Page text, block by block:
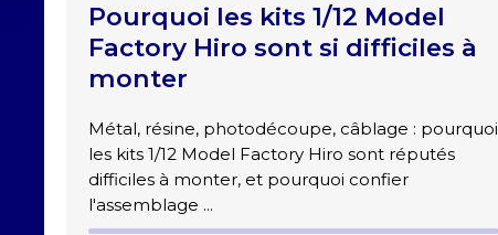
Pourquoi les kits 1/12 Model
Factory Hiro sont si difficiles à
monter
Métal, résine, photodécoupe, câblage : pourquoi
les kits 1/12 Model Factory Hiro sont réputés
difficiles à monter, et pourquoi confier
l'assemblage ...